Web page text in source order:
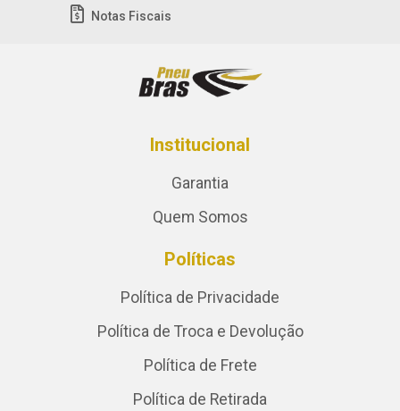
Notas Fiscais
Institucional
Garantia
Quem Somos
Políticas
Política de Privacidade
Política de Troca e Devolução
Política de Frete
Política de Retirada